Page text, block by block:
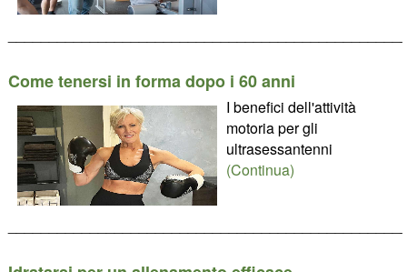
Come tenersi in forma dopo i 60 anni
I benefici dell'attività
motoria per gli
ultrasessantenni
(Continua)